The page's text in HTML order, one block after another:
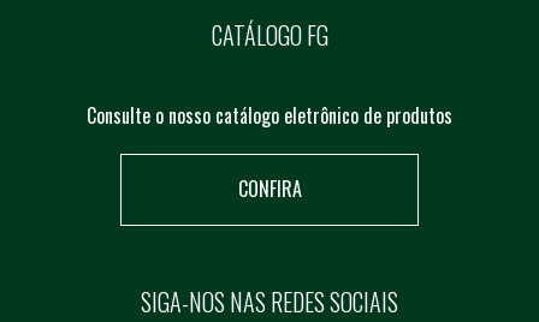
CATÁLOGO FG
Consulte o nosso catálogo eletrônico de produtos
CONFIRA
SIGA-NOS NAS REDES SOCIAIS